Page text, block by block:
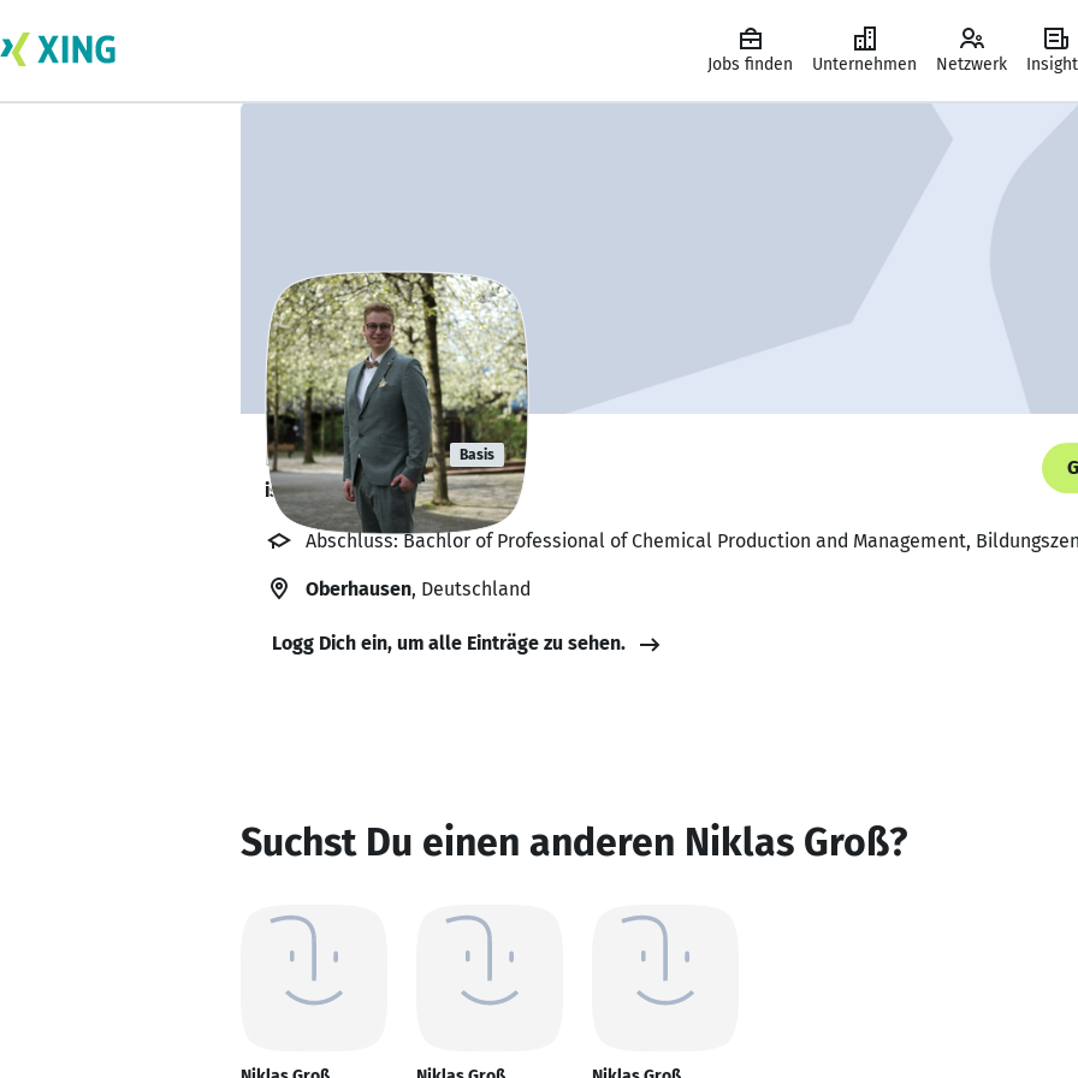
Jobs finden Unternehmen Netzwerk
Niklas Groß Basis
ist offen für Projekte. 🔎
Abschluss: Bachlor of Professional of Chemical Production and Management,
Oberhausen, Deutschland
Logg Dich ein, um alle Einträge zu sehen.
Suchst Du einen anderen Niklas Groß?